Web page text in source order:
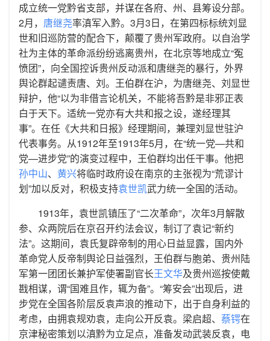
成立统一党黔省支部，并谋在各府、州、县筹设分部。
2月， 唐继尧率滇军入黔。3月3日，在第四标标统刘显
世和旧巡防营的配合下，颠覆了贵州军政府。以自治学
社为主体的革命派纷纷逃离贵州，在北京等地成立“冤
愤团”，向全国控诉贵州反动派和唐继尧的暴行，外界
舆论群起谴责唐、刘。王伯群在沪，为唐继尧、刘显世
辩护，他“以为非借言论机关，不能将吾黔是非邪正表
白于天下。适统一党亦有大共和报之设，遂经理其
事”。在任《大共和日报》经理期间，兼理刘显世驻沪
代表事务。从1912年至1913年5月，在“统一党—共和
党—进步党”的演变过程中，王伯群均出任干事。他把
孙中山、 黄兴将临时政府设在南京的主张视为“荒谬计
划”加以反对，积极支持袁世凯武力统一全国的活动。
1913年，袁世凯镇压了“二次革命”，次年3月解散
参、众两院后在京召开约法会议，制订了袁记“新约
法”。这期间，袁氏复辟帝制的用心日益显露，国内外
革命党人反帝制舆论日益强烈，王伯群与胞弟、贵州陆
军第一团团长兼护军使署副官长王文华及贵州巡按使戴
戡相谋，谓“国难且作，辄为备”。“筹安会”出现后，进
步党在全国各阶层反袁声浪的推动下，出于自身利益的
考虑，由拥袁规劝袁，走向公开反袁。梁启超、 蔡锷在
京津秘密策划以滇黔为立足点，准备发动武装反袁，电